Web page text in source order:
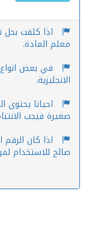
اذا كلفت بحل
معلم المادة.
في بعض انواع
الانجليزية.
احيانا يحتوي
صغيرة فيجب
اذا كان
صالح للاستخدام